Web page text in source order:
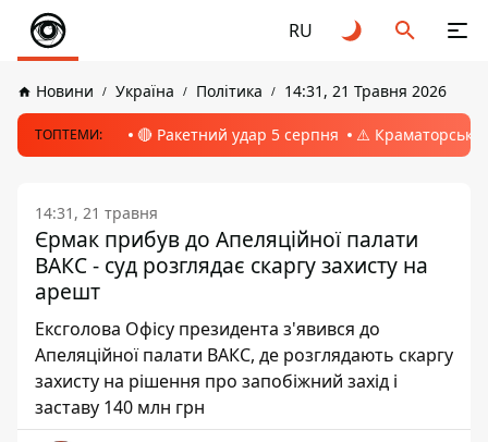
RU
Новини Україна Політика 14:31, 21 Травня 2026
ТОПТЕМИ: 🔴 Ракетний удар 5 серпня ⚠️ Краматорськ,
14:31, 21 травня
Єрмак прибув до Апеляційної палати
ВАКС - суд розглядає скаргу захисту на
арешт
Ексголова Офісу президента з'явився до
Апеляційної палати ВАКС, де розглядають скаргу
захисту на рішення про запобіжний захід і
заставу 140 млн грн